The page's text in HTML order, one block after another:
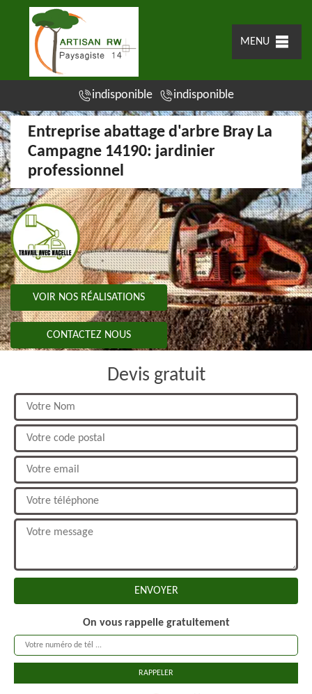
MENU
indisponible indisponible
Entreprise abattage d'arbre Bray La
Campagne 14190: jardinier
professionnel
VOIR NOS RÉALISATIONS
CONTACTEZ NOUS
Devis gratuit
On vous rappelle gratuitement